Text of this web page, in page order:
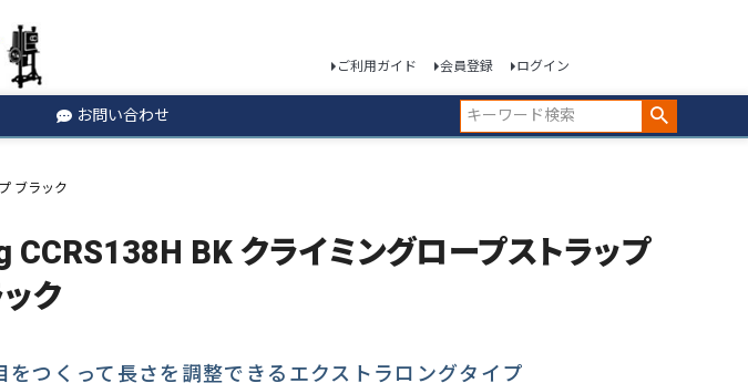
ご利用ガイド 会員登録 ログイン
お問い合わせ
検索
ブラック
CCRS138H BK クライミングロープストラップ
ク
をつくって長さを調整できるエクストラロングタイプ